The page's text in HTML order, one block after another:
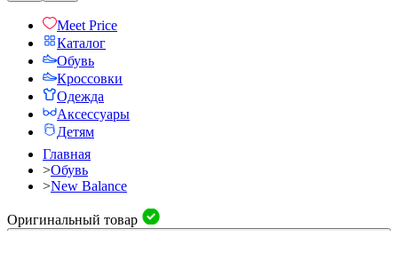
Meet Price
Каталог
Обувь
Кроссовки
Одежда
Аксессуары
Детям
Главная
>Обувь
>New Balance
Оригинальный товар